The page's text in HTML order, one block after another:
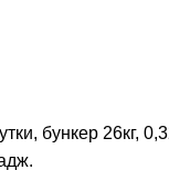
бункер 26кг,